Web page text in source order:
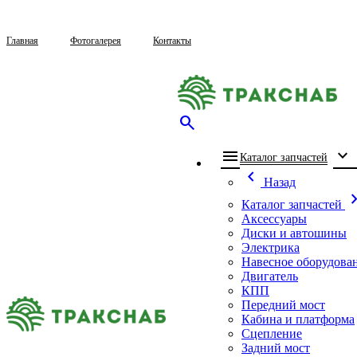
Главная Фотогалерея Контакты
search
menu Каталог запчастей expand_more
chevron_left
Назад
Каталог запчастей
chevron_right
Аксессуары
Диски и автошины
Электрика
Навесное
Двигатель
КПП
Передний мост
Кабина и платформа
Сцепление
Задний мост